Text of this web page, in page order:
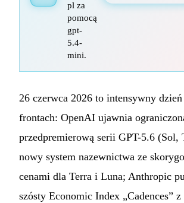
pl za
pomocą
gpt-
5.4-
mini.
26 czerwca 2026 to intensywny
frontach: OpenAI ujawnia
przedpremierową serii GPT-5.6 (Sol,
nowy system nazewnictwa ze
cenami dla Terra i Luna; Anthropic
szósty Economic Index „Cadences”